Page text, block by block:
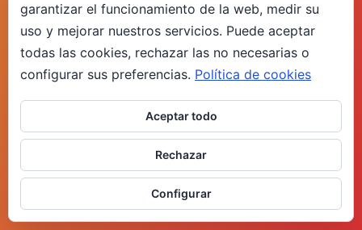
garantizar el funcionamiento de la web, medir su
uso y mejorar nuestros servicios. Puede aceptar
todas las cookies, rechazar las no necesarias o
configurar sus preferencias. Política de cookies
Aceptar todo
Rechazar
Configurar